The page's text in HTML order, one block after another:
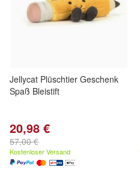
Jellycat Plüschtier Geschenk
Spaß Bleistift
20,98 €
57,00 €
Kostenloser Versand